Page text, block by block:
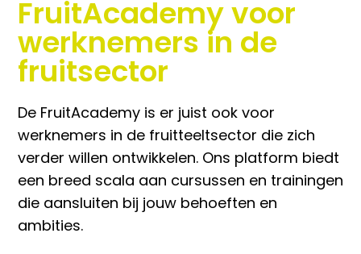
FruitAcademy voor
werknemers in de
fruitsector
De FruitAcademy is er juist ook voor
werknemers in de fruitteeltsector die zich
verder willen ontwikkelen. Ons platform biedt
een breed scala aan cursussen en trainingen
die aansluiten bij jouw behoeften en
ambities.